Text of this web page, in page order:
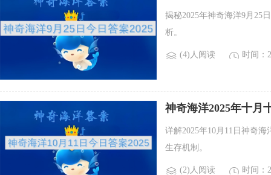
揭秘2025年神奇海洋9月25
析。
(4)人阅读 时间：
神奇海洋2025年十月
详解2025年10月11日神奇
生存机制。
(2)人阅读 时间：